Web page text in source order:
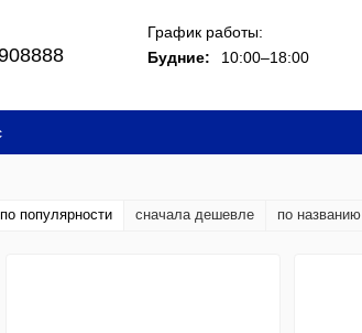
График работы:
Будние:
10:00–18:00
по популярности сначала дешевле по названию